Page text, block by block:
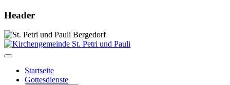
Header
Startseite
Gottesdienste